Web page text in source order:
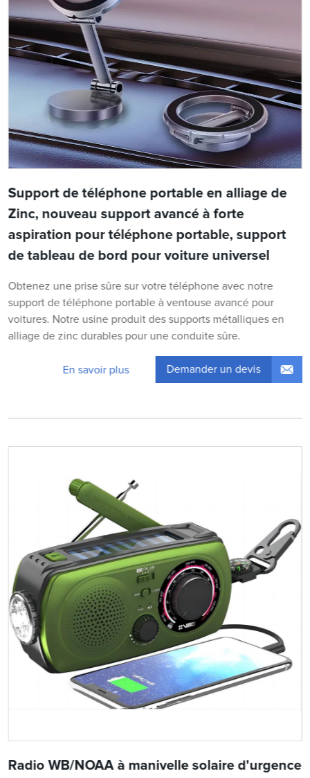
Support de téléphone portable en alliage de
Zinc, nouveau support avancé à forte
aspiration pour téléphone portable, support
de tableau de bord pour voiture universel
Obtenez une prise sûre sur votre téléphone avec notre
support de téléphone portable à ventouse avancé pour
voitures. Notre usine produit des supports métalliques en
alliage de zinc durables pour une conduite sûre.
En savoir plus Demander un devis
Radio WB/NOAA à manivelle solaire d'urgence